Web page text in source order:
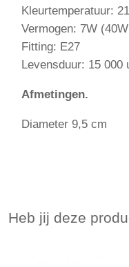
Kleurtemperatuur:
Vermogen: 7W
Fitting: E27
Levensduur: 15 000
Afmetingen.
Diameter 9,5 cm
Heb jij deze